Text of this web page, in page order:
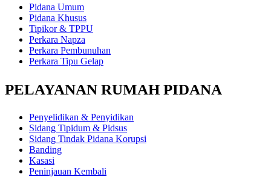
Pidana Umum
Pidana Khusus
Tipikor & TPPU
Perkara Napza
Perkara Pembunuhan
Perkara Tipu Gelap
PELAYANAN RUMAH PIDANA
Penyelidikan & Penyidikan
Sidang Tipidum & Pidsus
Sidang Tindak Pidana Korupsi
Banding
Kasasi
Peninjauan Kembali